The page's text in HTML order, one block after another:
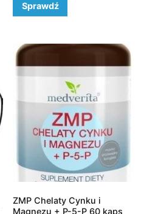
Sprawdź
ZMP Chelaty Cynku i
Magnezu + P-5-P 60 kaps